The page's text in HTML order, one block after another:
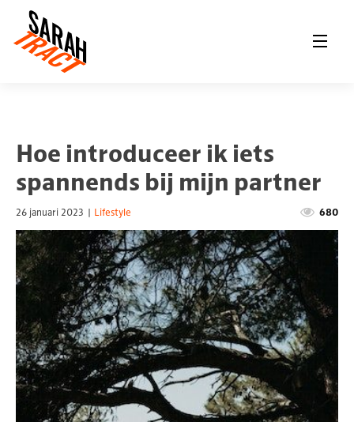
Hoe introduceer ik iets
spannends bij mijn partner
26 januari 2023 | Lifestyle 680